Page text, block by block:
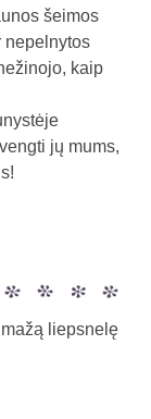
šeimos
nepelnytos
kaip
jų mums,
liepsnelę